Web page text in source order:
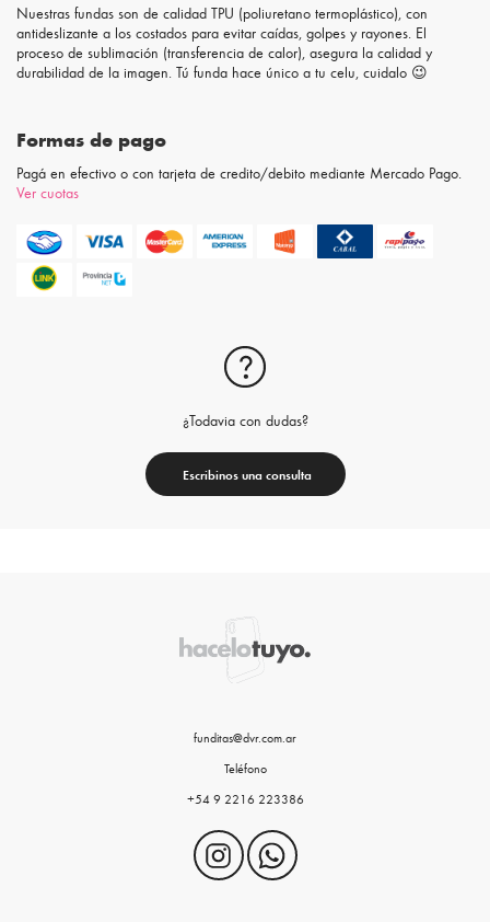
Nuestras fundas son de calidad TPU (poliuretano termoplástico), con
antideslizante a los costados para evitar caídas, golpes y rayones. El
proceso de sublimación (transferencia de calor), asegura la calidad y
durabilidad de la imagen. Tú funda hace único a tu celu, cuidalo 😉
Formas de pago
Pagá en efectivo o con tarjeta de credito/debito mediante Mercado Pago.
Ver cuotas
¿Todavia con dudas?
Escribinos una consulta
funditas@dvr.com.ar
Teléfono
+54 9 2216 223386